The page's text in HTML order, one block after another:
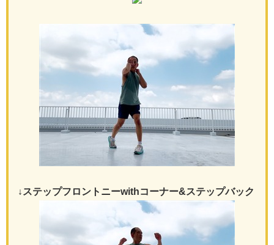
↓ステップフロントニーwithコーナー&ステップバック